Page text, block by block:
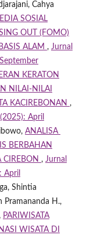
Cahya
SOSIAL
OUT (FOMO)
ALAM , Jurnal
KERATON
NILAI-NILAI
KACIREBONAN ,
April
ANALISA
BERBAHAN
CIREBON , Jurnal
April
Shintia
Pramananda H.,
PARIWISATA
WISATA DI